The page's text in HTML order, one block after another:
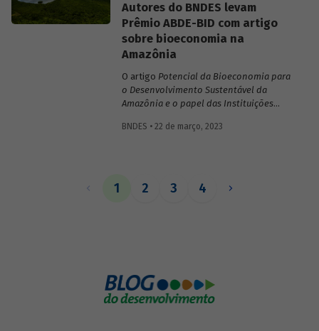
Autores do BNDES levam
Prêmio ABDE-BID com artigo
sobre bioeconomia na
Amazônia
O artigo Potencial da Bioeconomia para
o Desenvolvimento Sustentável da
Amazônia e o papel das Instituições
Leonardo Pamplona, Nabil Kadri e Julio
sustentável, inclusivo e inovativo” do
BNDES • 22 de março, 2023
1 2 3 4